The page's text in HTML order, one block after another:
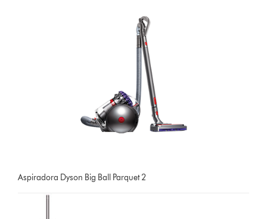
Aspiradora Dyson Big Ball Parquet 2